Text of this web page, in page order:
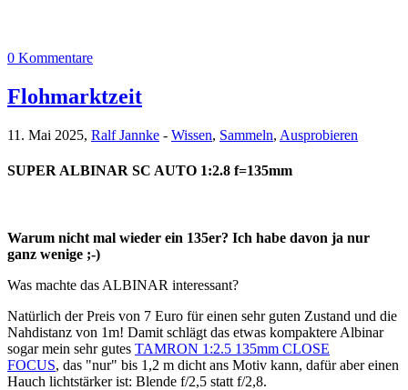
0 Kommentare
Flohmarktzeit
11. Mai 2025, Ralf Jannke - Wissen, Sammeln, Ausprobieren
SUPER ALBINAR SC AUTO 1:2.8 f=135mm
Warum nicht mal wieder ein 135er? Ich habe davon ja nur
ganz wenige ;-)
Was machte das ALBINAR interessant?
Natürlich der Preis von 7 Euro für einen sehr guten Zustand und die
Nahdistanz von 1m! Damit schlägt das etwas kompaktere Albinar
sogar mein sehr gutes TAMRON 1:2.5 135mm CLOSE
FOCUS, das "nur" bis 1,2 m dicht ans Motiv kann, dafür aber einen
Hauch lichtstärker ist: Blende f/2,5 statt f/2,8.